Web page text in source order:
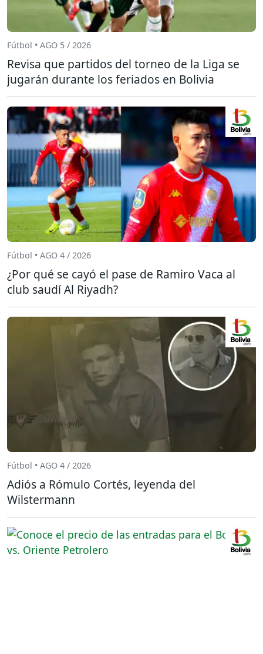
Fútbol • AGO 5 / 2026
Revisa que partidos del torneo de la Liga se
jugarán durante los feriados en Bolivia
Fútbol • AGO 4 / 2026
¿Por qué se cayó el pase de Ramiro Vaca al
club saudí Al Riyadh?
Fútbol • AGO 4 / 2026
Adiós a Rómulo Cortés, leyenda del
Wilstermann